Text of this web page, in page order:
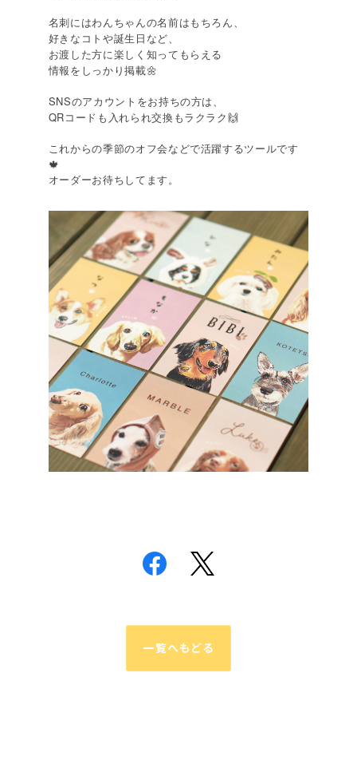
名刺にはわんちゃんの名前はもちろん、
好きなコトや誕生日など、
お渡した方に楽しく知ってもらえる
情報をしっかり掲載🌼
SNSのアカウントをお持ちの方は、
QRコードも入れられ交換もラクラク🙌
これからの季節のオフ会などで活躍するツールです
🍁
オーダーお待ちしてます。
一覧へもどる